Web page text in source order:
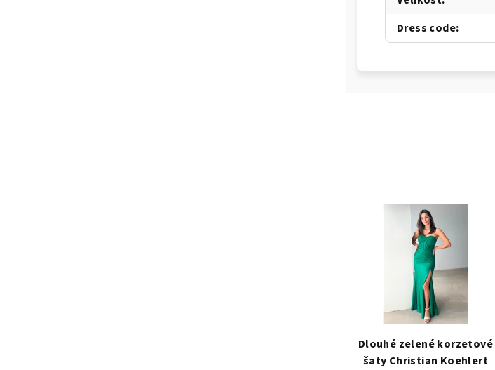
Dress code:
Dlouhé zelené korzetové
šaty Christian Koehlert